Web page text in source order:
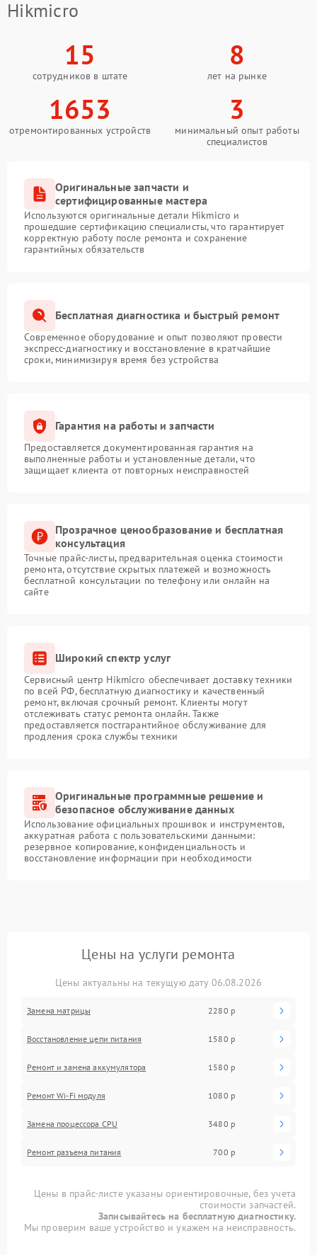
Hikmicro
15
сотрудников в штате
8
лет на рынке
1653
отремонтированных устройств
3
минимальный опыт работы
специалистов
Оригинальные запчасти и
сертифицированные мастера
Используются оригинальные детали Hikmicro и
прошедшие сертификацию специалисты, что гарантирует
корректную работу после ремонта и сохранение
гарантийных обязательств
Бесплатная диагностика и быстрый ремонт
Современное оборудование и опыт позволяют провести
экспресс-диагностику и восстановление в кратчайшие
сроки, минимизируя время без устройства
Гарантия на работы и запчасти
Предоставляется документированная гарантия на
выполненные работы и установленные детали, что
защищает клиента от повторных неисправностей
Прозрачное ценообразование и бесплатная
консультация
Точные прайс-листы, предварительная оценка стоимости
ремонта, отсутствие скрытых платежей и возможность
бесплатной консультации по телефону или онлайн на
сайте
Широкий спектр услуг
Сервисный центр Hikmicro обеспечивает доставку техники
по всей РФ, бесплатную диагностику и качественный
ремонт, включая срочный ремонт. Клиенты могут
отслеживать статус ремонта онлайн. Также
предоставляется постгарантийное обслуживание для
продления срока службы техники
Оригинальные программные решение и
безопасное обслуживание данных
Использование официальных прошивок и инструментов,
аккуратная работа с пользовательскими данными:
резервное копирование, конфиденциальность и
восстановление информации при необходимости
Цены на услуги ремонта
Цены актуальны на текущую дату 06.08.2026
Замена матрицы 2280 р
Восстановление цепи питания 1580 р
Ремонт и замена аккумулятора 1580 р
Ремонт Wi-Fi модуля 1080 р
Замена процессора CPU 3480 р
Ремонт разъема питания 700 р
Цены в прайс-листе указаны ориентировочные, без учета
стоимости запчастей.
Записывайтесь на бесплатную диагностику.
Мы проверим ваше устройство и укажем на неисправность.